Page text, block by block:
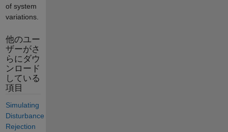
of system
variations.
他のユー
ザーがさ
らにダウ
ンロード
している
項目
Simulating
Disturbance
Rejection